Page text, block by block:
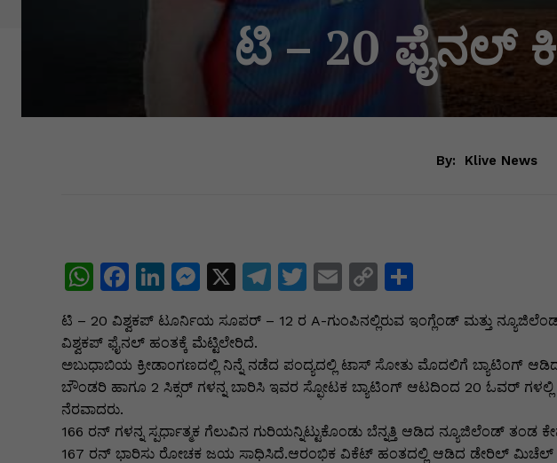
ಟಿ – 20 ಫೈನಲ್
By: Klive News
W
at
s
A
p
p
F
a
c
e
b
o
o
Li
k
e
dI
M
s
s
e
n
g
X
T
e
gr
a
m
T
itt
er
E
m
ai
l
C
p
y
Li
n
k
S
ar
e
ಟಿ – 20 ವಿಶ್ವಕಪ್ ಟೂರ್ನಿಯ ಸೂಪರ್ – 12 ರ A-ಗುಂಪಿನಲ್ಲಿರುವ ಇಂಗ್ಲೆಂಡ್ ಮತ್ತು
ವಿಶ್ವಕಪ್ ಫೈನಲ್ ಹಂತಕ್ಕೆ ಮೆಟ್ಟಿಲೇರಿದೆ.
ಅಬುಧಾಬಿಯ ಕ್ರೀಡಾಂಗಣದಲ್ಲಿ ನಿನ್ನೆ ನಡೆದ ಪಂದ್ಯದಲ್ಲಿ ಟಾಸ್ ಸೋತು ಮೊದಲಿಗೆ ಬ್ಯಾಟಿಂಗ್
ಬೌಂಡರಿ ಹಾಗೂ 2 ಸಿಕ್ಸರ್ ಗಳನ್ನ ಬಾರಿಸಿ ಇವರ ಸ್ಫೋಟಕ ಬ್ಯಾಟಿಂಗ್ ಆಟದಿಂದ 20 ಓವರ್ ಗಳಲ್ಲಿ
ನೆರವಾದರು.
166 ರನ್ ಗಳನ್ನ ಸ್ಪರ್ಧಾತ್ಮಕ ಗೆಲುವಿನ ಗುರಿಯನ್ನಿಟ್ಟುಕೊಂಡು ಬೆನ್ನತ್ತಿ ಆಡಿದ ನ್ಯೂಜಿಲೆಂಡ್ ತಂಡ
167 ರನ್ ಭಾರಿಸು ರೋಚಕ ಜಯ ಸಾಧಿಸಿದೆ.ಆರಂಭಿಕ ವಿಕೆಟ್ ಹಂತದಲ್ಲಿ ಆಡಿದ ಡೇರಿಲ್ ಮಿಚೆಲ್